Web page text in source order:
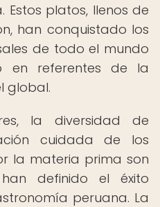
platos, llenos de
han conquistado los
de todo el mundo
en referentes de la
global.
la diversidad de
cuidada de los
la materia prima son
definido el éxito
peruana. La